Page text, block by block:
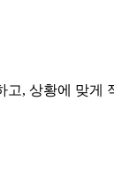
, 상황에 맞게